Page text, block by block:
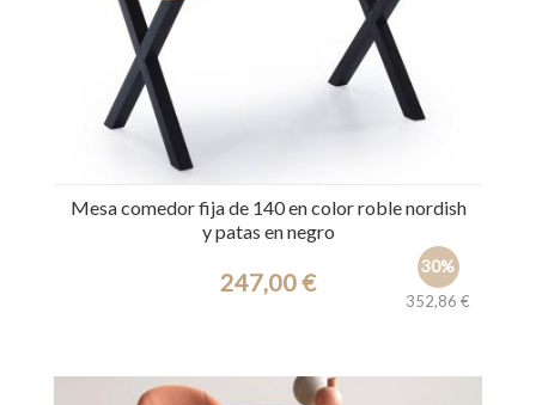
Mesa comedor fija de 140 en color roble nordish
y patas en negro
30%
352,86 €
247,00 €